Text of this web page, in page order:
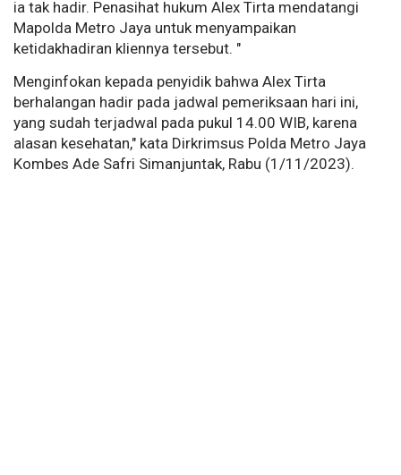
ia tak hadir. Penasihat hukum Alex Tirta mendatangi
Mapolda Metro Jaya untuk menyampaikan
ketidakhadiran kliennya tersebut. "
Menginfokan kepada penyidik bahwa Alex Tirta
berhalangan hadir pada jadwal pemeriksaan hari ini,
yang sudah terjadwal pada pukul 14.00 WIB, karena
alasan kesehatan," kata Dirkrimsus Polda Metro Jaya
Kombes Ade Safri Simanjuntak, Rabu (1/11/2023).